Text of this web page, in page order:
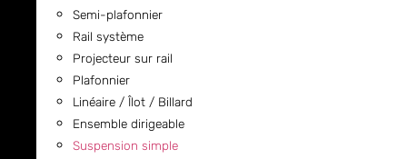
Semi-plafonnier
Rail système
Projecteur sur rail
Plafonnier
Linéaire / Îlot / Billard
Ensemble dirigeable
Suspension simple